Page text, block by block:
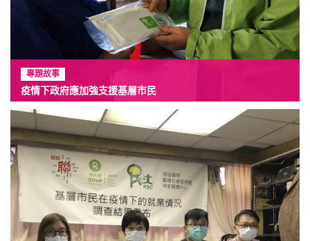
專題故事
疫情下政府應加強支援基層市民